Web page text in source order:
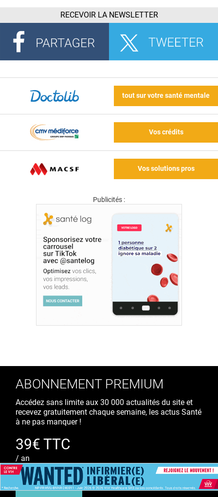
RECEVOIR LA NEWSLETTER
tout sur votre santé mentale
Vos crédits
Vos solutions pros
Publicités :
ABONNEMENT PREMIUM
Accédez sans limite aux 30 000 actualités du site et
recevez gratuitement chaque semaine, les actus Santé
à ne pas manquer !
39€ TTC
/ an
S'ABONNER